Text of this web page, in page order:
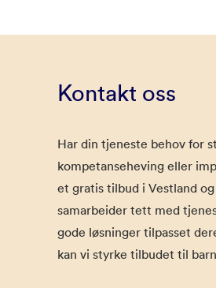
Kontakt oss
Har din tjeneste behov for
kompetanseheving eller
et gratis tilbud i Vestland
samarbeider tett med
gode løsninger tilpasset
kan vi styrke tilbudet til